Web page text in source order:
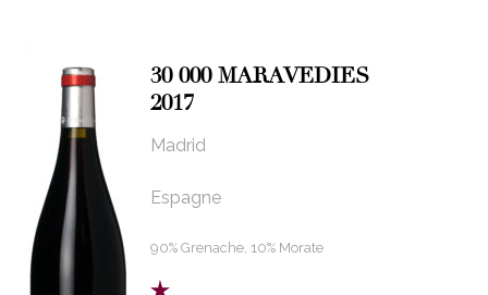
30 000 MARAVEDIES
2017
Madrid
Espagne
90% Grenache, 10% Morate